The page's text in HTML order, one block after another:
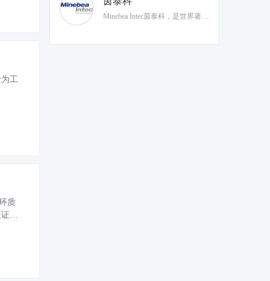
工
质